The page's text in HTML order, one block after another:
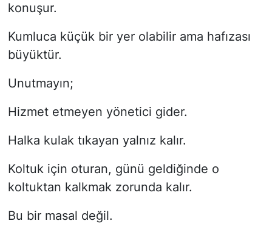
konuşur.
Kumluca küçük bir yer olabilir ama hafızası
büyüktür.
Unutmayın;
Hizmet etmeyen yönetici gider.
Halka kulak tıkayan yalnız kalır.
Koltuk için oturan, günü geldiğinde o
koltuktan kalkmak zorunda kalır.
Bu bir masal değil.